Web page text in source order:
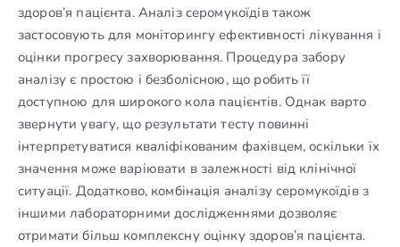
здоров’я пацієнта. Аналіз серомукоїдів також
застосовують для моніторингу ефективності лікування і
оцінки прогресу захворювання. Процедура забору
аналізу є простою і безболісною, що робить її
доступною для широкого кола пацієнтів. Однак варто
звернути увагу, що результати тесту повинні
інтерпретуватися кваліфікованим фахівцем, оскільки їх
значення може варіювати в залежності від клінічної
ситуації. Додатково, комбінація аналізу серомукоїдів з
іншими лабораторними дослідженнями дозволяє
отримати більш комплексну оцінку здоров’я пацієнта.